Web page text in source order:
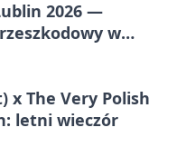
2026 —
w
x The Very Polish
letni wieczór